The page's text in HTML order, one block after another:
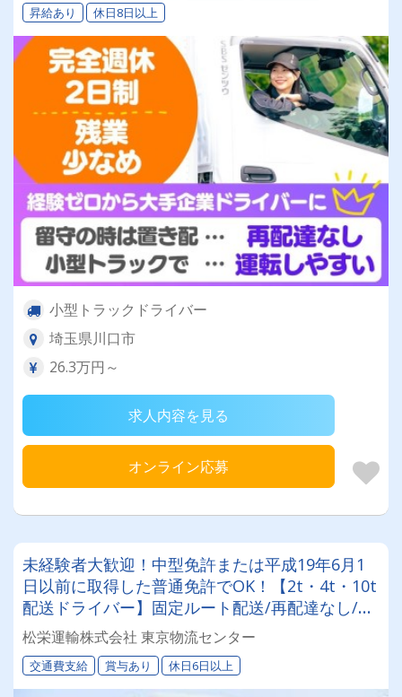
昇給あり
休日8日以上
小型トラックドライバー
埼玉県川口市
26.3万円～
求人内容を見る
オンライン応募
未経験者大歓迎！中型免許または平成19年6月1
日以前に取得した普通免許でOK！【2t・4t・10t
配送ドライバー】固定ルート配送/再配達なし/退
職金・賞与あり
松栄運輸株式会社 東京物流センター
交通費支給 賞与あり 休日6日以上